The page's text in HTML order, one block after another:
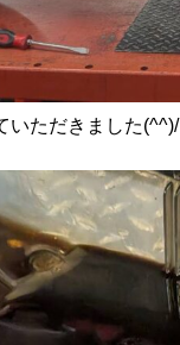
いただきました(^^)/